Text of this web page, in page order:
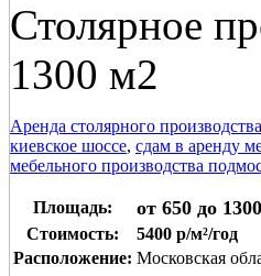
Столярное
1300 м2
Аренда столярного
киевское шоссе, сдам в аренду
мебельного производства
Площадь: от 650 до
Стоимость:
5400 р/м²/год
Расположение: Московская